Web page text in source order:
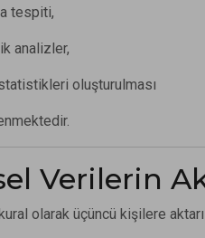
tespiti,
analizler,
oluşturulması
Verilerin
olarak üçüncü kişilere